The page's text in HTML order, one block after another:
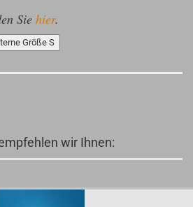
Sie hier.
Größe S
wir Ihnen: